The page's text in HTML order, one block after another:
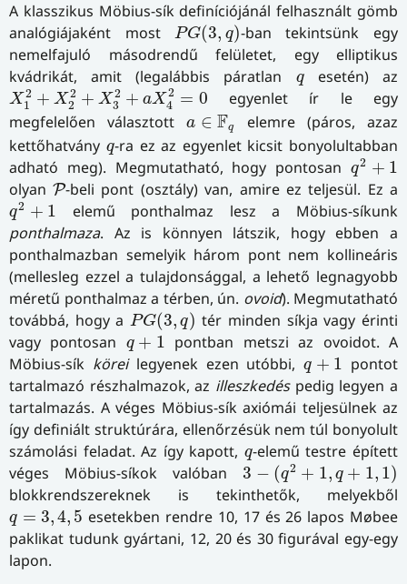
A klasszikus Möbius-sík definíciójánál felhasznált gömb
analógiájaként mostPG(3, q)
PG(3,q) -ban tekintsünk egy
nemelfajuló másodrendű felületet, egy elliptikus
kvádrikát, amit (legalábbis páratlan
q
qesetén) az
X2
1 + X2
2 + X2
3 + aX2
4 = 0
X12+X22 +X32+ aX42=0
egyenlet ír le egy
megfelelően választotta ∈ Fq
a ∈ Fq
elemre (páros, azaz
kettőhatvány q
q-ra ez az egyenlet kicsit bonyolultabban
adható meg). Megmutatható, hogy pontosanq2 + 1
q2+1
olyanP
P-beli pont (osztály) van, amire ez teljesül. Ez a
q2 + 1
q2+1
elemű ponthalmaz lesz a Möbius-síkunk
ponthalmaza. Az is könnyen látszik, hogy ebben a
ponthalmazban semelyik három pont nem kollineáris
(mellesleg ezzel a tulajdonsággal, a lehető legnagyobb
méretű ponthalmaz a térben, ún. ovoid). Megmutatható
továbbá, hogy aPG(3, q)
PG(3,q) tér minden síkja vagy érinti
vagy pontosan
q + 1
q +
pontban metszi az ovoidot. A
Möbius-sík köreilegyenek ezen utóbbi,q + 1
q +1
pontot
tartalmazó részhalmazok, az illeszkedéspedig legyen a
tartalmazás. A véges Möbius-sík axiómái teljesülnek az
így definiált struktúrára, ellenőrzésük nem túl bonyolult
számolási feladat. Az így kapott, q
q-elemű testre épített
véges Möbius-síkok valóban3 − (q2 + 1, q + 1, 1)
3 −(q2+ 1,q+1, 1)
blokkrendszereknek is tekinthetők, melyekből
q = 3,4, 5
q=3,4 ,5
esetekben rendre 10, 17 és 26 lapos Møbee
paklikat tudunk gyártani, 12, 20 és 30 figurával egy-egy
lapon.